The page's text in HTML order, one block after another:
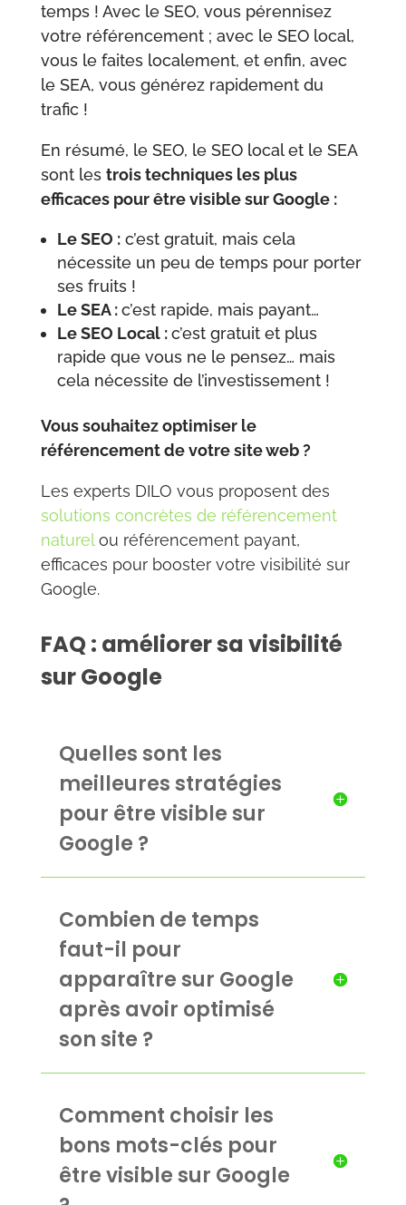
temps ! Avec le SEO, vous pérennisez
votre référencement ; avec le SEO local,
vous le faites localement, et enfin, avec
le SEA, vous générez rapidement du
trafic !
En résumé, le SEO, le SEO local et le SEA
sont les trois techniques les plus
efficaces pour être visible sur Google :
Le SEO :c’est gratuit, mais cela
nécessite un peu de temps pour porter
ses fruits !
Le SEA :c’est rapide, mais payant…
Le SEO Local :c’est gratuit et plus
rapide que vous ne le pensez… mais
cela nécessite de l’investissement !
Vous souhaitez optimiser le
référencement de votre site web ?
Les experts DILO vous proposent des
solutions concrètes de référencement
naturelou référencement payant,
efficaces pour booster votre visibilité sur
Google.
FAQ : améliorer sa visibilité
sur Google
Quelles sont les
meilleures stratégies
pour être visible sur
Google ?
Combien de temps
faut-il pour
apparaître sur Google
après avoir optimisé
son site ?
Comment choisir les
bons mots-clés pour
être visible sur Google